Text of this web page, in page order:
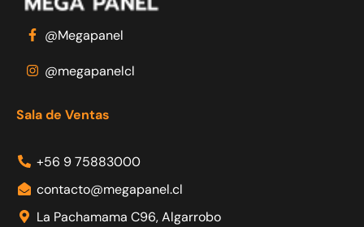
@Megapanel
@megapanelcl
Sala de Ventas
+56 9 75883000
contacto@megapanel.cl
La Pachamama C96, Algarrobo